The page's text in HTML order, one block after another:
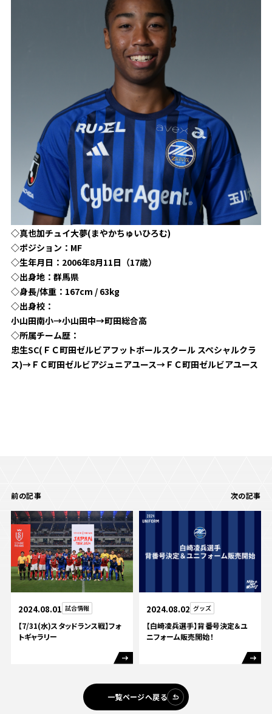
◇真也加チュイ大夢(まやかちゅいひろむ)
◇ポジション：MF
◇生年月日：2006年8月11日（17歳）
◇出身地：群馬県
◇身長/体重：167cm / 63kg
◇出身校：
小山田南小→小山田中→町田総合高
◇所属チーム歴：
忠生SC(ＦＣ町田ゼルビアフットボールスクール スペシャルクラ
ス)→ＦＣ町田ゼルビアジュニアユース→ＦＣ町田ゼルビアユース
前の記事
2024.08.01 試合情報
【7/31(水)スタッドランス戦】フォ
トギャラリー
次の記事
2024.08.02 グッズ
【白崎凌兵選手】背番号決定＆ユ
ニフォーム販売開始！
一覧ページへ戻る